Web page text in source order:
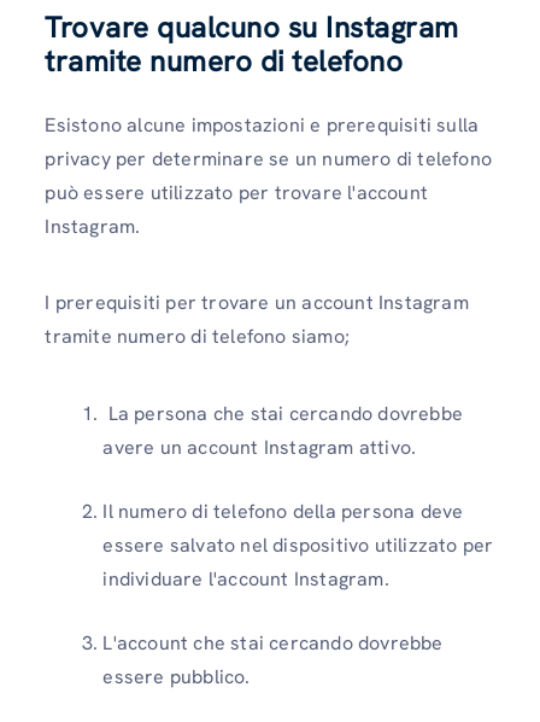
Trovare qualcuno su Instagram
tramite numero di telefono
Esistono alcune impostazioni e prerequisiti sulla
privacy per determinare se un numero di telefono
può essere utilizzato per trovare l'account
Instagram.
I prerequisiti per trovare un account Instagram
tramite numero di telefono siamo;
La persona che stai cercando dovrebbe
avere un account Instagram attivo.
Il numero di telefono della persona deve
essere salvato nel dispositivo utilizzato per
individuare l'account Instagram.
L'account che stai cercando dovrebbe
essere pubblico.